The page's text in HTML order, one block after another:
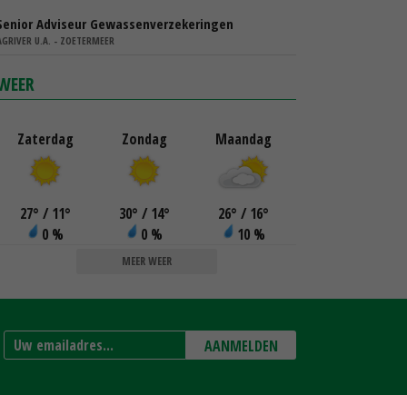
Adviseur Gewassenverzekeringen
U.A. - ZOETERMEER
Zaterdag
27° / 11°
0 %
Zondag
30° / 14°
0 %
Maandag
26° / 16°
10 %
MEER WEER
AANMELDEN